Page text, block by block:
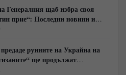
Генералния щаб избра своя
прие“: Последни новини и
– Суровикин, датата на
руините на Украйна на
ще продължат
в тила. Суровикин ще спаси